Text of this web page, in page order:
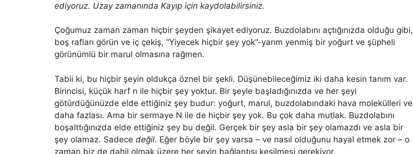
ediyoruz. Uzay zamanında Kayıp için kaydolabilirsiniz.
Çoğumuz zaman zaman hiçbir şeyden şikayet ediyoruz. Buzdolabını açtığınızda olduğu gibi,
boş rafları görün ve iç çekiş, “Yiyecek hiçbir şey yok”-yarım yenmiş bir yoğurt ve şüpheli
görünümlü bir marul olmasına rağmen.
Tabii ki, bu hiçbir şeyin oldukça öznel bir şekli. Düşünebileceğimiz iki daha kesin tanım var.
Birincisi, küçük harf n ile hiçbir şey yoktur. Bir şeyle başladığınızda ve her şeyi
götürdüğünüzde elde ettiğiniz şey budur: yoğurt, marul, buzdolabındaki hava molekülleri ve
daha fazlası. Ama bir sermaye N ile de hiçbir şey yok. Bu çok daha mutlak. Buzdolabını
boşalttığınızda elde ettiğiniz şey bu değil. Gerçek bir şey asla bir şey olamazdı ve asla bir
şey olamaz. Sadece değil. Eğer böyle bir şey varsa – ve nasıl olduğunu hayal etmek zor – o
zaman biz de dahil olmak üzere her şeyin bağlantısı kesilmesi gerekiyor.